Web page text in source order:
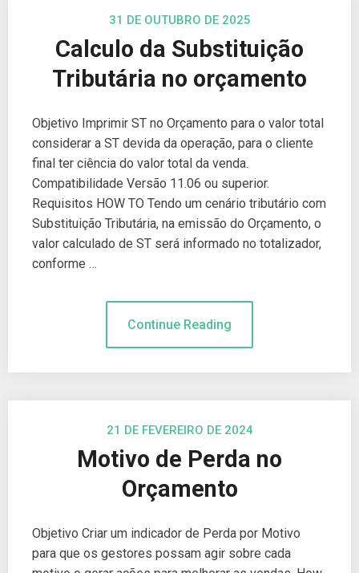
31 DE OUTUBRO DE 2025
Calculo da Substituição
Tributária no orçamento
Objetivo Imprimir ST no Orçamento para o valor total
considerar a ST devida da operação, para o cliente
final ter ciência do valor total da venda.
Compatibilidade Versão 11.06 ou superior.
Requisitos HOW TO Tendo um cenário tributário com
Substituição Tributária, na emissão do Orçamento, o
valor calculado de ST será informado no totalizador,
conforme …
Continue Reading
21 DE FEVEREIRO DE 2024
Motivo de Perda no
Orçamento
Objetivo Criar um indicador de Perda por Motivo
para que os gestores possam agir sobre cada